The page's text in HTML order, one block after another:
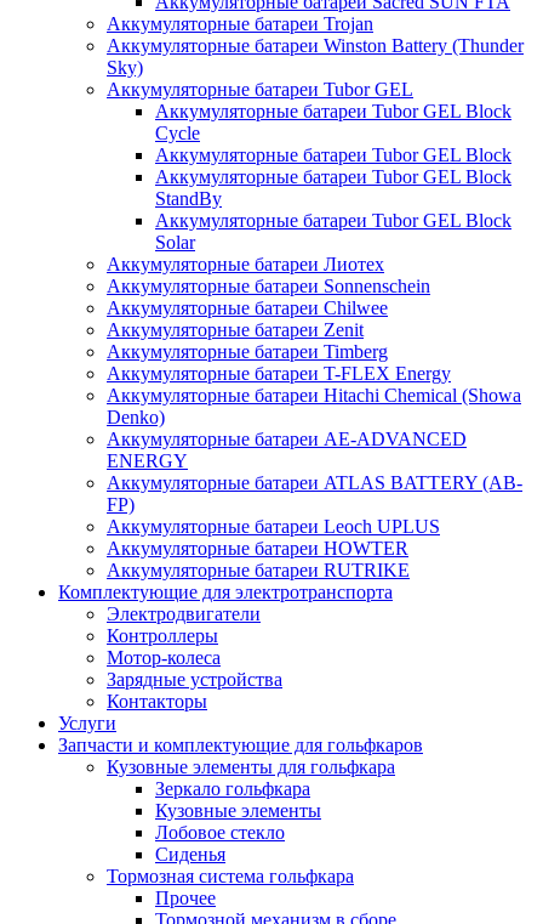
Аккумуляторные батареи Trojan
Аккумуляторные батареи Winston Battery (Thunder
Sky)
Аккумуляторные батареи Tubor GEL
Аккумуляторные батареи Tubor GEL Block
Cycle
Аккумуляторные батареи Tubor GEL Block
Аккумуляторные батареи Tubor GEL Block
StandBy
Аккумуляторные батареи Tubor GEL Block
Solar
Аккумуляторные батареи Лиотех
Аккумуляторные батареи Sonnenschein
Аккумуляторные батареи Chilwee
Аккумуляторные батареи Zenit
Аккумуляторные батареи Timberg
Аккумуляторные батареи T-FLEX Energy
Аккумуляторные батареи Hitachi Chemical (Showa
Denko)
Аккумуляторные батареи АЕ-ADVANCED
ENERGY
Аккумуляторные батареи ATLAS BATTERY (AB-
FP)
Аккумуляторные батареи Leoch UPLUS
Аккумуляторные батареи HOWTER
Аккумуляторные батареи RUTRIKE
Комплектующие для электротранспорта
Электродвигатели
Контроллеры
Мотор-колеса
Зарядные устройства
Контакторы
Услуги
Запчасти и комплектующие для гольфкаров
Кузовные элементы для гольфкара
Зеркало гольфкара
Кузовные элементы
Лобовое стекло
Сиденья
Тормозная система гольфкара
Прочее